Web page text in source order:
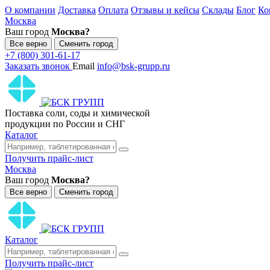
О компании Доставка Оплата Отзывы и кейсы Склады Блог
Москва
Ваш город Москва?
Все верно Сменить город
+7 (800) 301-61-17
Заказать звонок Email info@bsk-grupp.ru
Поставка соли, соды и химической
продукции по России и СНГ
Каталог
Получить прайс-лист
Москва
Ваш город Москва?
Все верно Сменить город
Каталог
Получить прайс-лист